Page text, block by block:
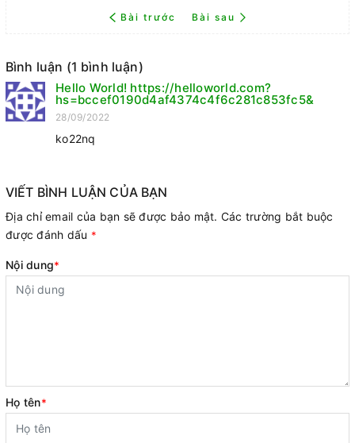
Bài trước Bài sau
Bình luận (1 bình luận)
Hello World! https://helloworld.com?
hs=bccef0190d4af4374c4f6c281c853fc5&
28/09/2022
ko22nq
VIẾT BÌNH LUẬN CỦA BẠN
Địa chỉ email của bạn sẽ được bảo mật. Các trường bắt buộc
được đánh dấu *
Nội dung*
Họ tên*